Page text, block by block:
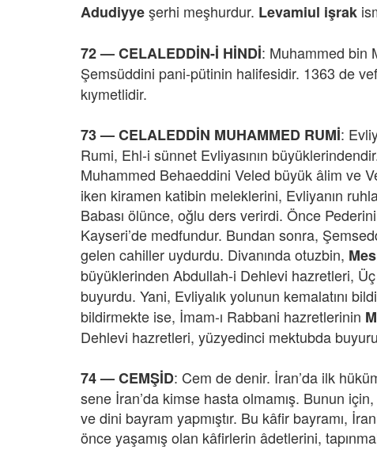
Adudiyyeşerhi meşhurdur. Levamiul işrak
72 — CELALEDDİN-İ HİNDİ: Muhammed bin
Şemsüddini pani-pütinin halifesidir. 1363 de
kıymetlidir.
73 — CELALEDDİN MUHAMMED RUMİ:
Rumi, Ehl-i sünnet Evliyasının
Muhammed Behaeddini Veled büyük âlim ve
iken kiramen katibin meleklerini, Evliyanın
Babası ölünce, oğlu ders verirdi. Önce
Kayseri’de medfundur. Bundan sonra,
gelen cahiller uydurdu. Divanında otuzbin,
büyüklerinden Abdullah-i Dehlevi hazretleri,
buyurdu. Yani, Evliyalık yolunun kemalatını
bildirmekte ise, İmam-ı Rabbani hazretlerinin
Dehlevi hazretleri, yüzyedinci mektubda
74 — CEMŞİD: Cem de denir. İran’da ilk
sene İran’da kimse hasta olmamış. Bunun için,
ve dini bayram yapmıştır. Bu kâfir bayramı,
önce yaşamış olan kâfirlerin âdetlerini,